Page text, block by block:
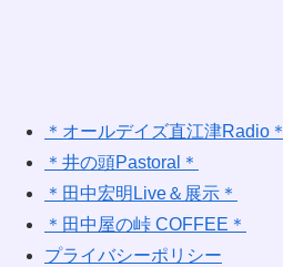
＊オールデイズ直江津Radio＊
＊井の頭Pastoral＊
＊田中宏明Live＆展示＊
＊田中屋の峠 COFFEE＊
プライバシーポリシー